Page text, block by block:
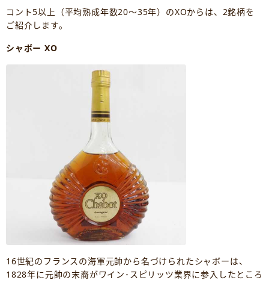
コント5以上（平均熟成年数20～35年）のXOからは、2銘柄を
ご紹介します。
シャボー XO
16世紀のフランスの海軍元帥から名づけられたシャボーは、
1828年に元帥の末裔がワイン･スピリッツ業界に参入したところ